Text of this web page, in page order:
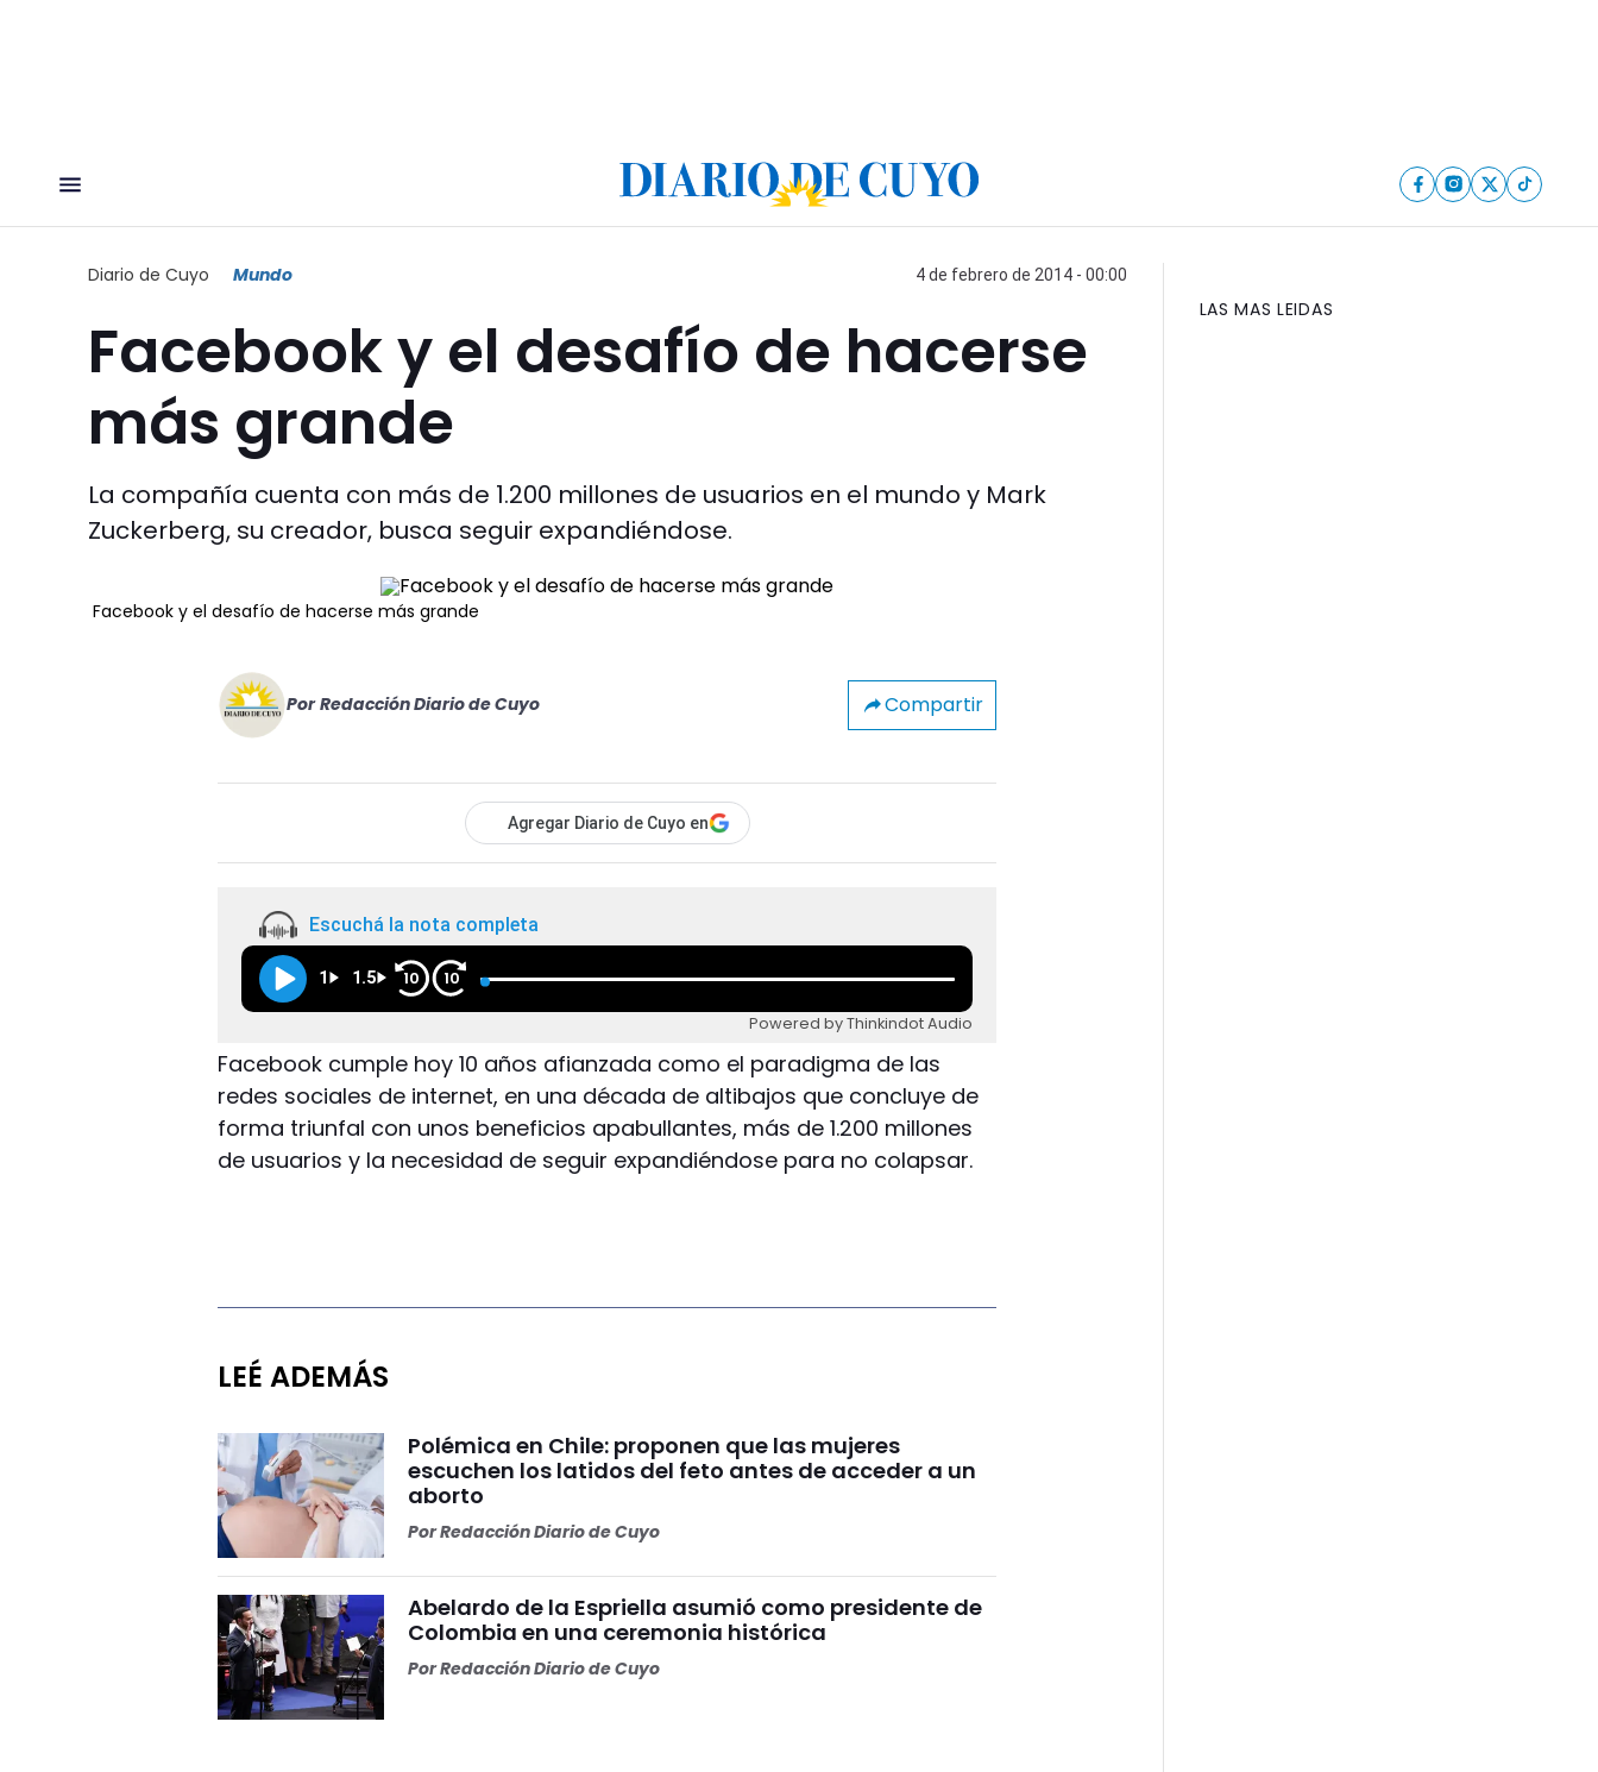
Diario de Cuyo Mundo 4 de febrero de 2014 - 00:00
Facebook y el desafío de hacerse
más grande
La compañía cuenta con más de 1.200 millones de usuarios en el mundo y Mark
Zuckerberg, su creador, busca seguir expandiéndose.
Facebook y el desafío de hacerse más grande
Por Redacción Diario de Cuyo Compartir
Agregar Diario de Cuyo en
Escuchá la nota completa
1 1.5 10 10
Powered by Thinkindot Audio
Facebook cumple hoy 10 años afianzada como el paradigma de las
redes sociales de internet, en una década de altibajos que concluye de
forma triunfal con unos beneficios apabullantes, más de 1.200 millones
de usuarios y la necesidad de seguir expandiéndose para no colapsar.
LEÉ ADEMÁS
Polémica en Chile: proponen que las mujeres
escuchen los latidos del feto antes de acceder a un
aborto
PorRedacción Diario de Cuyo
Abelardo de la Espriella asumió como presidente de
Colombia en una ceremonia histórica
PorRedacción Diario de Cuyo
LAS MAS LEIDAS